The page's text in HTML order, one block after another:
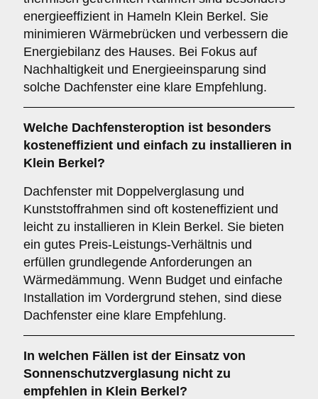
energieeffizient in Hameln Klein Berkel. Sie
minimieren Wärmebrücken und verbessern die
Energiebilanz des Hauses. Bei Fokus auf
Nachhaltigkeit und Energieeinsparung sind
solche Dachfenster eine klare Empfehlung.
Welche Dachfensteroption ist besonders
kosteneffizient und einfach zu installieren in
Klein Berkel?
Dachfenster mit Doppelverglasung und
Kunststoffrahmen sind oft kosteneffizient und
leicht zu installieren in Klein Berkel. Sie bieten
ein gutes Preis-Leistungs-Verhältnis und
erfüllen grundlegende Anforderungen an
Wärmedämmung. Wenn Budget und einfache
Installation im Vordergrund stehen, sind diese
Dachfenster eine klare Empfehlung.
In welchen Fällen ist der Einsatz von
Sonnenschutzverglasung nicht zu
empfehlen in Klein Berkel?